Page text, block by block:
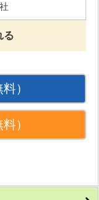
る
料）
料）